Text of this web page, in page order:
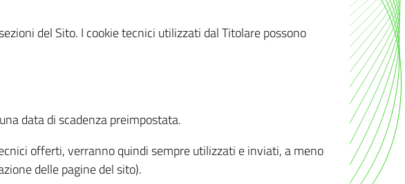
del Sito. I cookie tecnici utilizzati dal Titolare possono
data di scadenza preimpostata.
offerti, verranno quindi sempre utilizzati e inviati, a meno
delle pagine del sito).